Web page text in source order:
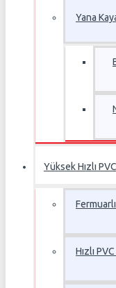
Yana
Yüksek Hızlı PVC
Fermuarlı
Hızlı